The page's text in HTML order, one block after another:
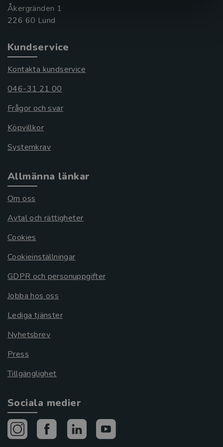
Åkergränden 1
Kundservice
Kontakta kundservice
046-31 21 00
Frågor och svar
Köpvillkor
Systemkrav
Allmänna länkar
Om oss
Avtal och rättigheter
Cookies
Cookieinställningar
GDPR och personuppgifter
Jobba hos oss
Lediga tjänster
Nyhetsbrev
Press
Tillgänglighet
Sociala medier